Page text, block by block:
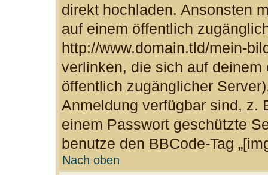
direkt hochladen. Ansonsten
auf einem öffentlich
http://www.domain.tld/mein-
verlinken, die sich auf
öffentlich zugänglicher
Anmeldung verfügbar sind, z.
einem Passwort geschützte
benutze den BBCode-Tag
Nach oben